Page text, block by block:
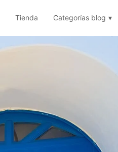
Tienda Categorías blog